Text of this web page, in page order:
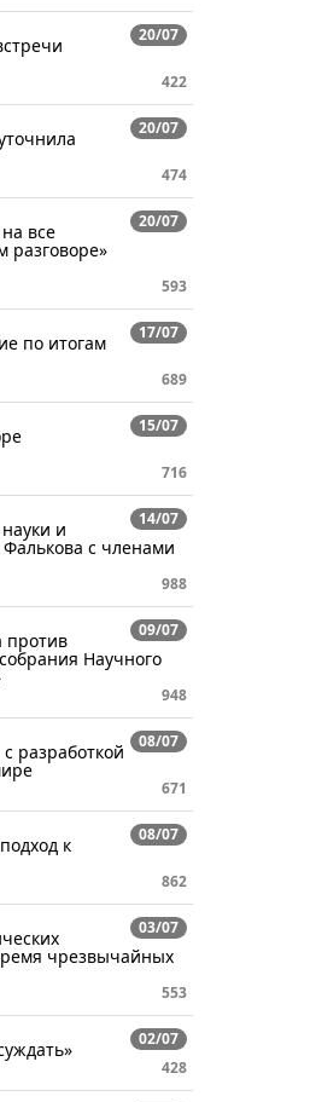
20/07
422
20/07
474
20/07
все
разговоре»
593
17/07
по итогам
689
15/07
716
14/07
и
с членами
988
09/07
против
Научного
948
08/07
разработкой
671
08/07
к
862
03/07
чрезвычайных
553
02/07
428